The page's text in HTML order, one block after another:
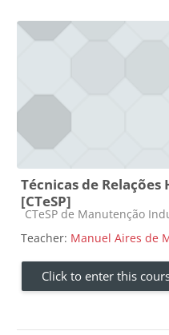
Técnicas de Relações
[CTeSP]
Course category
CTeSP de Manutenção
Teacher: Manuel Aires de
Click to enter this